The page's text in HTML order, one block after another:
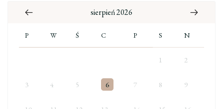
sierpień 2026
P W Ś C P S N
1 2
3 4 5 6 7 8 9